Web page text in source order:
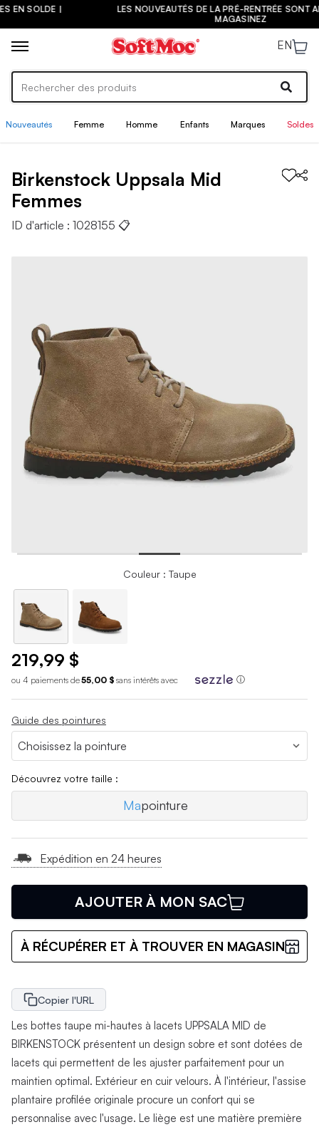
LES NOUVEAUTÉS DE LA PRÉ-RENTRÉE SONT ARRIVÉES ! |
EN
Nouveautés Femme Homme Enfants Marques Soldes
Birkenstock Uppsala Mid
Femmes
ID d'article : 1028155 📋
Couleur : Taupe
219,99 $
ou 4 paiements de55,00 $ sans intérêts avec ⓘ
Guide des pointures
Découvrez votre taille :
Mapointure
Expédition en 24 heures
AJOUTER À MON SAC
À RÉCUPÉRER ET À TROUVER EN MAGASIN
Copier l'URL
Les bottes taupe mi-hautes à lacets UPPSALA MID de
BIRKENSTOCK présentent un design sobre et sont dotées de
lacets qui permettent de les ajuster parfaitement pour un
maintien optimal. Extérieur en cuir velours. À l'intérieur, l'assise
plantaire profilée originale procure un confort qui se
personnalise avec l'usage. Le liège est une matière première